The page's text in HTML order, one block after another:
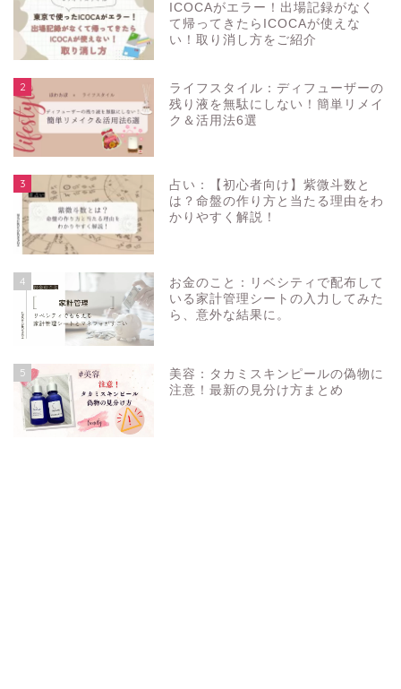
ICOCAがエラー！出場記録がなく
て帰ってきたらICOCAが使えな
い！取り消し方をご紹介
2
ライフスタイル：ディフューザーの
残り液を無駄にしない！簡単リメイ
ク＆活用法6選
3
占い：【初心者向け】紫微斗数と
は？命盤の作り方と当たる理由をわ
かりやすく解説！
4
お金のこと：リベシティで配布して
いる家計管理シートの入力してみた
ら、意外な結果に。
5
美容：タカミスキンピールの偽物に
注意！最新の見分け方まとめ